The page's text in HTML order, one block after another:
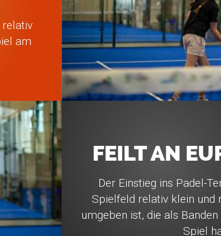
relativ
am
FEILT AN
Der Einstieg ins Padel-
Spielfeld relativ klein und
umgeben ist, die als
Spiel